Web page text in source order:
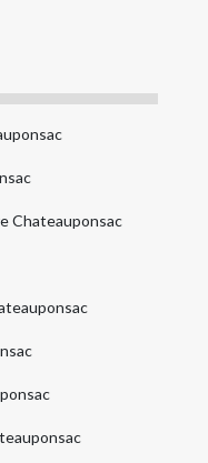
Chateauponsac